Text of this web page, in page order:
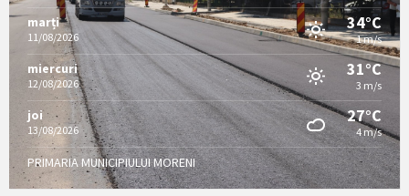
marți
11/08/2026
34°C
1 m/s
miercuri
12/08/2026
31°C
3 m/s
joi
13/08/2026
27°C
4 m/s
PRIMARIA MUNICIPIULUI MORENI